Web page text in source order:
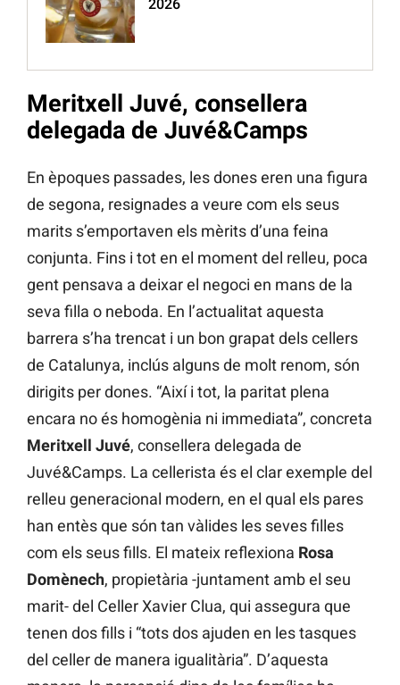
2026
Meritxell Juvé, consellera
delegada de Juvé&Camps
En èpoques passades, les dones eren una figura
de segona, resignades a veure com els seus
marits s’emportaven els mèrits d’una feina
conjunta. Fins i tot en el moment del relleu, poca
gent pensava a deixar el negoci en mans de la
seva filla o neboda. En l’actualitat aquesta
barrera s’ha trencat i un bon grapat dels cellers
de Catalunya, inclús alguns de molt renom, són
dirigits per dones. “Així i tot, la paritat plena
encara no és homogènia ni immediata”, concreta
Meritxell Juvé, consellera delegada de
Juvé&Camps. La cellerista és el clar exemple del
relleu generacional modern, en el qual els pares
han entès que són tan vàlides les seves filles
com els seus fills. El mateix reflexiona Rosa
Domènech, propietària -juntament amb el seu
marit- del Celler Xavier Clua, qui assegura que
tenen dos fills i “tots dos ajuden en les tasques
del celler de manera igualitària”. D’aquesta